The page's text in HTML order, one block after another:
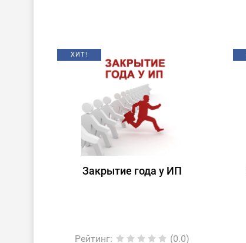
ХИТ!
Закрытие года у ИП
Рейтинг: (0.0)